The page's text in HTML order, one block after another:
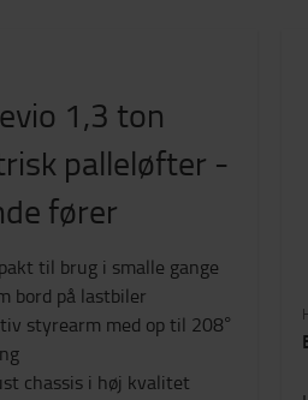
1,3 ton
palleløfter -
fører
til brug i smalle gange
bord på lastbiler
styrearm med op til 208°
chassis i høj kvalitet